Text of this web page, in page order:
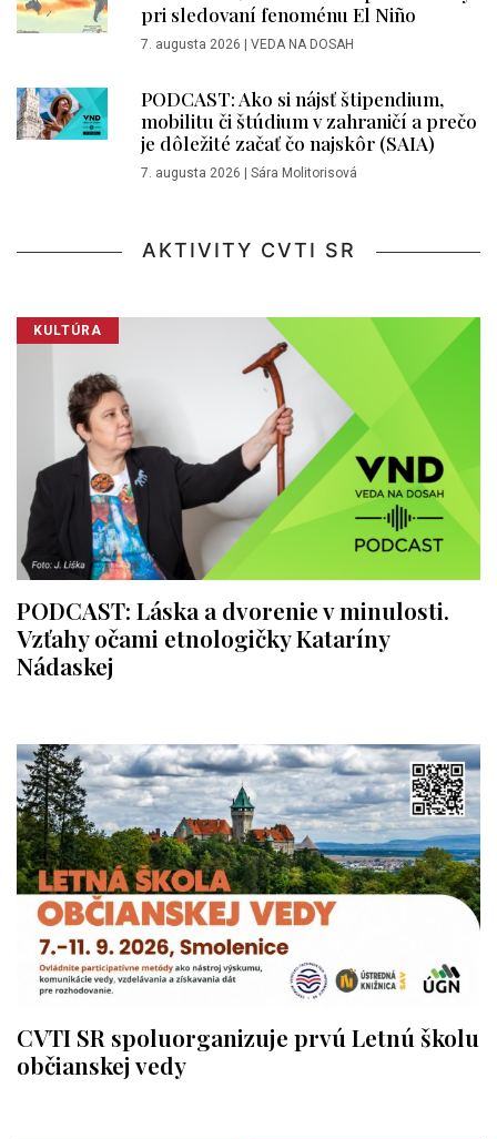
pri sledovaní fenoménu El Niño
7. augusta 2026 VEDA NA DOSAH
PODCAST: Ako si nájsť štipendium,
mobilitu či štúdium v zahraničí a prečo
je dôležité začať čo najskôr (SAIA)
7. augusta 2026 Sára Molitorisová
AKTIVITY CVTI SR
KULTÚRA
PODCAST: Láska a dvorenie v minulosti.
Vzťahy očami etnologičky Kataríny
Nádaskej
CVTI SR spoluorganizuje prvú Letnú školu
občianskej vedy